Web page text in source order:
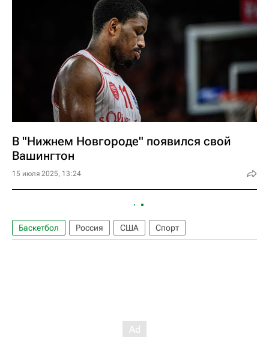
В "Нижнем Новгороде" появился свой
Вашингтон
15 июля 2025, 13:24
Баскетбол Россия США Спорт